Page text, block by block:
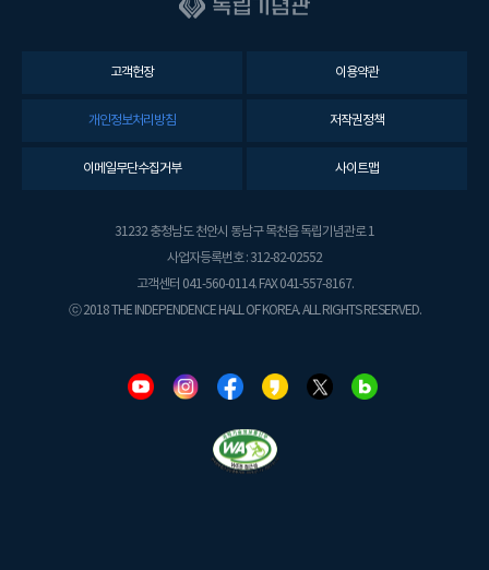
고객헌장 이용약관
개인정보처리방침 저작권정책
이메일무단수집거부 사이트맵
31232 충청남도 천안시 동남구 목천읍 독립기념관로 1
사업자등록번호 : 312-82-02552
고객센터 041-560-0114. FAX 041-557-8167.
ⓒ 2018 THE INDEPENDENCE HALL OF KOREA. ALL RIGHTS RESERVED.